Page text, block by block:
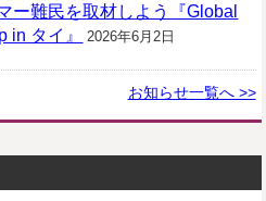
ー難民を取材しよう『Global
in タイ』
2026年6月2日
お知らせ一覧へ >>